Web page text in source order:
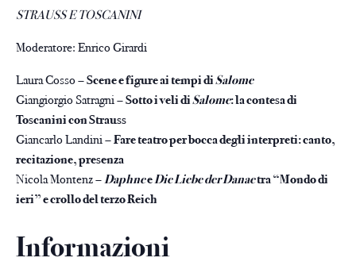
STRAUSS E TOSCANINI
Moderatore: Enrico Girardi
Laura Cosso –Scene e figure ai tempi diSalome
Giangiorgio Satragni –Sotto i veli diSalome: la contesa di
Toscanini con Strauss
Giancarlo Landini –Fare teatro per bocca degli interpreti: canto,
recitazione, presenza
Nicola Montenz –DaphneeDie Liebe der Danaetra “Mondo di
ieri” e crollo del terzo Reich
Informazioni